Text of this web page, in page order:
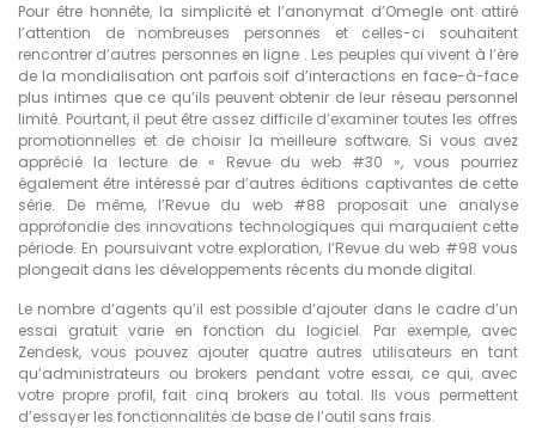
Pour être honnête, la simplicité et l’anonymat d’Omegle ont attiré
l’attention de nombreuses personnes et celles-ci souhaitent
rencontrer d’autres personnes en ligne . Les peuples qui vivent à l’ère
de la mondialisation ont parfois soif d’interactions en face-à-face
plus intimes que ce qu’ils peuvent obtenir de leur réseau personnel
limité. Pourtant, il peut être assez difficile d’examiner toutes les offres
promotionnelles et de choisir la meilleure software. Si vous avez
apprécié la lecture de « Revue du web #30 », vous pourriez
également être intéressé par d’autres éditions captivantes de cette
série. De même, l’Revue du web #88 proposait une analyse
approfondie des innovations technologiques qui marquaient cette
période. En poursuivant votre exploration, l’Revue du web #98 vous
plongeait dans les développements récents du monde digital.
Le nombre d’agents qu’il est possible d’ajouter dans le cadre d’un
essai gratuit varie en fonction du logiciel. Par exemple, avec
Zendesk, vous pouvez ajouter quatre autres utilisateurs en tant
qu’administrateurs ou brokers pendant votre essai, ce qui, avec
votre propre profil, fait cinq brokers au total. Ils vous permettent
d’essayer les fonctionnalités de base de l’outil sans frais.